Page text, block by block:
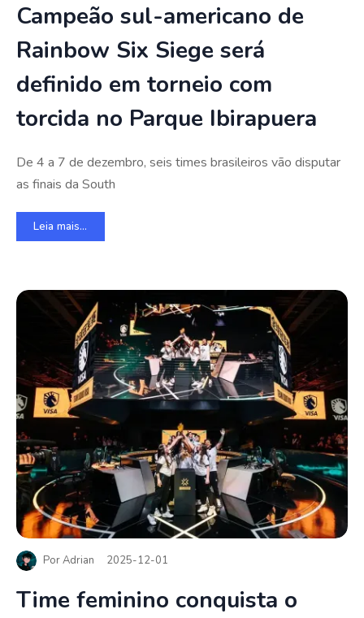
Campeão sul-americano de
Rainbow Six Siege será
definido em torneio com
torcida no Parque Ibirapuera
De 4 a 7 de dezembro, seis times brasileiros vão disputar
as finais da South
Leia mais...
PorAdrian 2025-12-01
Time feminino conquista o